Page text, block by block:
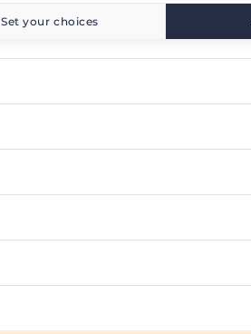
Set your choices